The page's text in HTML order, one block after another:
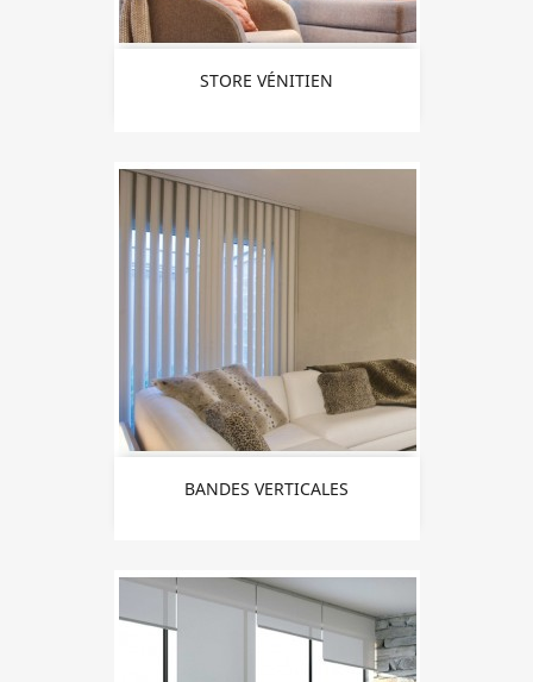
STORE VÉNITIEN
BANDES VERTICALES